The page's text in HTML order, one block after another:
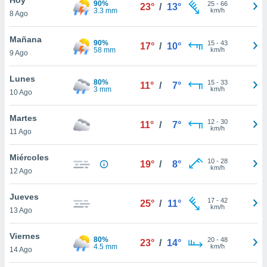
y
en
más
de
8 Ago
90%
3.3 mm
23° / 13° 25- 66
km/h
Mañana
9 Ago
90%
58 mm
17° / 10° 15- 43
km/h
Lunes
10 Ago
80%
3 mm
11° / 7° 15- 33
km/h
Martes
11 Ago
11° / 7° 12- 30
km/h
Miércoles
12 Ago
19° / 8° 10- 28
km/h
Jueves
13 Ago
25° / 11° 17- 42
km/h
Viernes
14 Ago
80%
4.5 mm
23° / 14° 20- 48
km/h